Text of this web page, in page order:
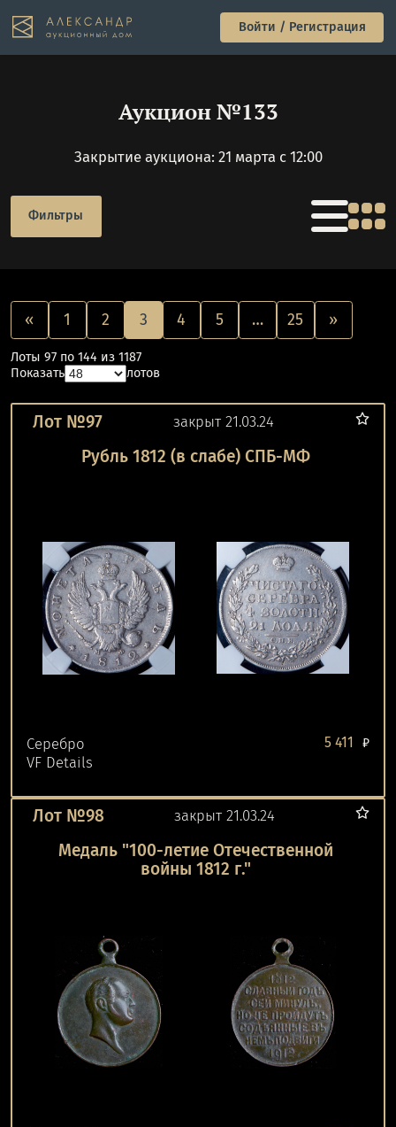
Войти / Регистрация
Аукцион №133
Закрытие аукциона: 21 марта с 12:00
Фильтры
« 1 2 3 4 5 … 25 »
Лоты 97 по 144 из 1187
Показать
лотов
Лот №97 закрыт 21.03.24
Рубль 1812 (в слабе) СПБ-МФ
Серебро
VF Details
5 411 ₽
Лот №98 закрыт 21.03.24
Медаль "100-летие Отечественной
войны 1812 г."